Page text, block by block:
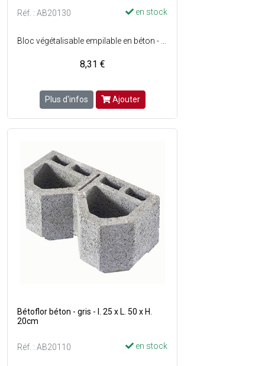
Réf. : AB20130 en stock
8,31 €
Plus d'infos Ajouter
Bétoflor béton - gris - l. 25 x L. 50 x H.
20cm
Réf. : AB20110 en stock